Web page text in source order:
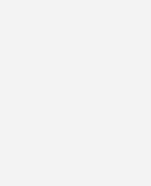
von
belastet, jedoch